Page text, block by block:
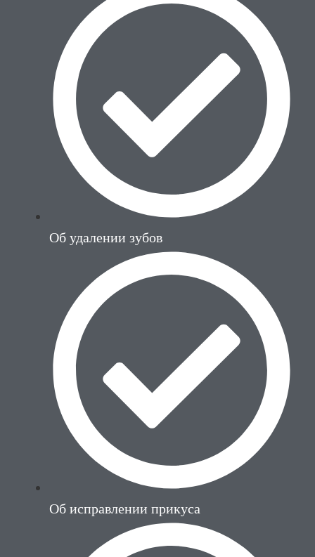
Об удалении зубов
Об исправлении прикуса